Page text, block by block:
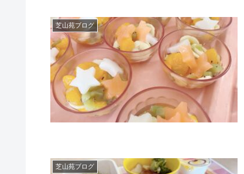
芝山苑ブログ
芝山苑ブログ